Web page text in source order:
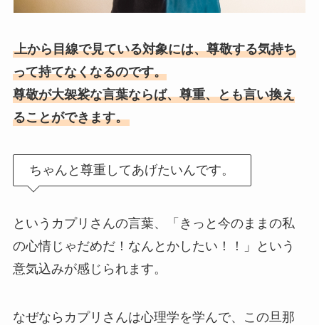
上から目線で見ている対象には、尊敬する気持ち
って持てなくなるのです。
尊敬が大袈裟な言葉ならば、尊重、とも言い換え
ることができます。
ちゃんと尊重してあげたいんです。
というカプリさんの言葉、「きっと今のままの私
の心情じゃだめだ！なんとかしたい！！」という
意気込みが感じられます。
なぜならカプリさんは心理学を学んで、この旦那